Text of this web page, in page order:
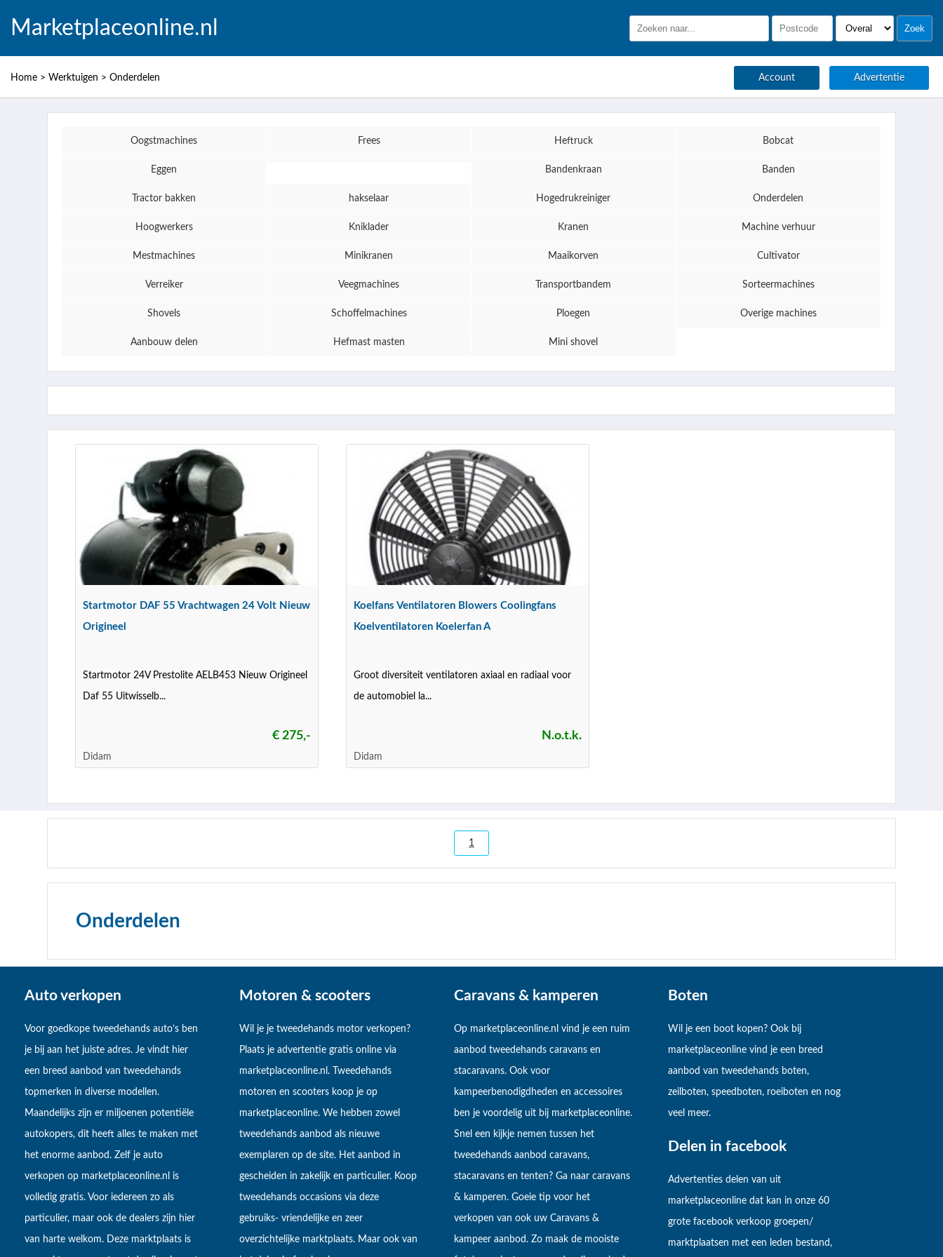
Marketplaceonline.nl
Home > Werktuigen > Onderdelen Account Advertentie
Oogstmachines Frees Heftruck Bobcat
Eggen Bandenkraan Banden
Tractor bakken hakselaar Hogedrukreiniger Onderdelen
Hoogwerkers Kniklader Kranen Machine verhuur
Mestmachines Minikranen Maaikorven Cultivator
Verreiker Veegmachines Transportbandem Sorteermachines
Shovels Schoffelmachines Ploegen Overige machines
Aanbouw delen Hefmast masten Mini shovel
Startmotor DAF 55 Vrachtwagen 24 Volt Nieuw
Origineel
Startmotor 24V Prestolite AELB453 Nieuw Origineel
Daf 55 Uitwisselb...
€ 275,-
Didam
Koelfans Ventilatoren Blowers Coolingfans
Koelventilatoren Koelerfan A
Groot diversiteit ventilatoren axiaal en radiaal voor
de automobiel la...
N.o.t.k.
Didam
1
Onderdelen
Auto verkopen
Voor goedkope tweedehands auto’s ben
je bij aan het juiste adres. Je vindt hier
een breed aanbod van tweedehands
topmerken in diverse modellen.
Maandelijks zijn er miljoenen potentiële
autokopers, dit heeft alles te maken met
het enorme aanbod. Zelf je auto
verkopen op marketplaceonline.nl is
volledig gratis. Voor iedereen zo als
particulier, maar ook de dealers zijn hier
van harte welkom. Deze marktplaats is
Motoren & scooters
Wil je je tweedehands motor verkopen?
Plaats je advertentie gratis online via
marketplaceonline.nl. Tweedehands
motoren en scooters koop je op
marketplaceonline. We hebben zowel
tweedehands aanbod als nieuwe
exemplaren op de site. Het aanbod in
gescheiden in zakelijk en particulier. Koop
tweedehands occasions via deze
gebruiks- vriendelijke en zeer
overzichtelijke marktplaats. Maar ook van
Caravans & kamperen
Op marketplaceonline.nl vind je een ruim
aanbod tweedehands caravans en
stacaravans. Ook voor
kampeerbenodigdheden en accessoires
ben je voordelig uit bij marketplaceonline.
Snel een kijkje nemen tussen het
tweedehands aanbod caravans,
stacaravans en tenten? Ga naar caravans
& kamperen. Goeie tip voor het
verkopen van ook uw Caravans &
kampeer aanbod. Zo maak de mooiste
Boten
Wil je een boot kopen? Ook bij
marketplaceonline vind je een breed
aanbod van tweedehands boten,
zeilboten, speedboten, roeiboten en nog
veel meer.
Delen in facebook
Advertenties delen van uit
marketplaceonline dat kan in onze 60
grote facebook verkoop groepen/
marktplaatsen met een leden bestand,